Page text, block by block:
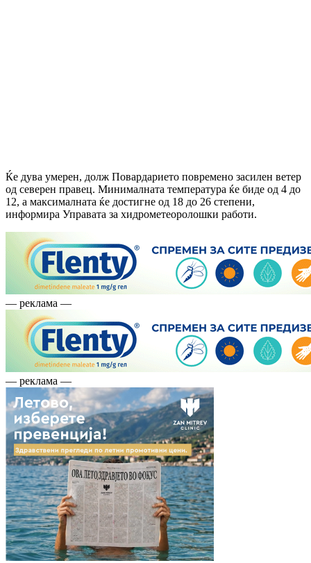
Ќе дува умерен, долж Повардарието повремено засилен ветер
од северен правец. Минималната температура ќе биде од 4 до
12, а максималната ќе достигне од 18 до 26 степени,
информира Управата за хидрометеоролошки работи.
— реклама —
— реклама —